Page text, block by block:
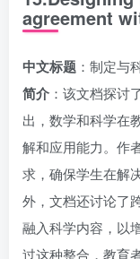
agreement
中文标题 ：制定与
简介 ：该文档探讨
出，数学和科学在
解和应用能力。作
求，确保学生在解
外，文档还讨论了
融入科学内容，以
过这种整合，教育